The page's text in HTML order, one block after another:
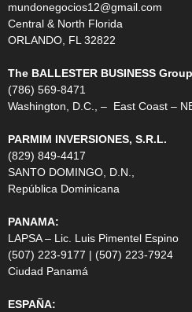
mundonegocios12@gmail.com
Central & North Florida
ORLANDO, FL 32822
The BALLESTER BUSINESS
(786) 569-8471
Washington, D.C., – East Coast –
PARMIM INVERSIONES, S.R.L.
(829) 849-4417
SANTO DOMINGO, D.N.,
República Dominicana
PANAMA:
LAPSA – Lic. Luis Pimentel Espino
(507) 223-9177 | (507) 223-7924
Ciudad Panamá
ESPAÑA: